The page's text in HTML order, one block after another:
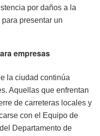
por daños a la
presentar un
empresas
la ciudad continúa
Aquellas que enfrentan
de carreteras locales y
con el Equipo de
Departamento de